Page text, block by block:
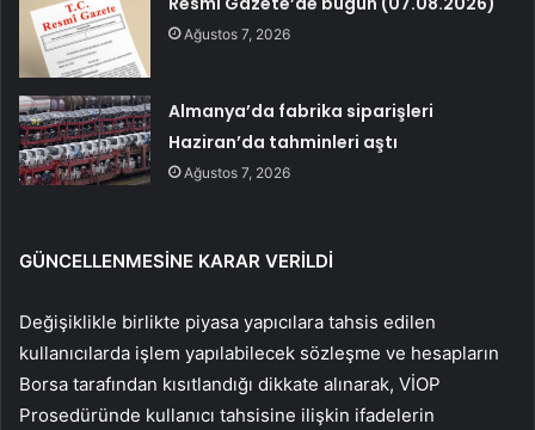
Ağustos 7, 2026
Almanya’da fabrika siparişleri
Haziran’da tahminleri aştı
Ağustos 7, 2026
GÜNCELLENMESİNE KARAR VERİLDİ
Değişiklikle birlikte piyasa yapıcılara tahsis edilen
kullanıcılarda işlem yapılabilecek sözleşme ve hesapların
Borsa tarafından kısıtlandığı dikkate alınarak, VİOP
Prosedüründe kullanıcı tahsisine ilişkin ifadelerin